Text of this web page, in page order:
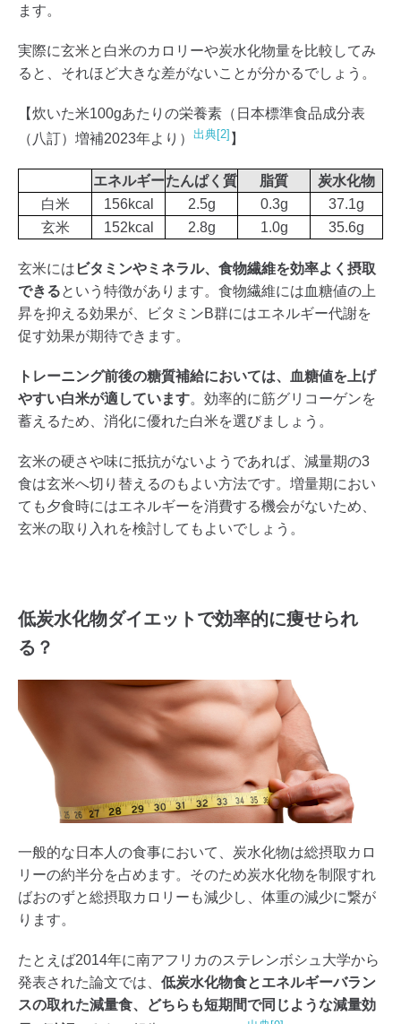
ます。
実際に玄米と白米のカロリーや炭水化物量を比較してみ
ると、それほど大きな差がないことが分かるでしょう。
【炊いた米100gあたりの栄養素（日本標準食品成分表
（八訂）増補2023年より） 出典[2] 】
エネルギーたんぱく質 脂質
炭水化物
白米
156kcal 2.5g 0.3g
37.1g
玄米
152kcal 2.8g 1.0g 35.6g
玄米には ビタミンやミネラル、食物繊維を効率よく摂取
できるという特徴があります。食物繊維には血糖値の上
昇を抑える効果が、ビタミンB群にはエネルギー代謝を
促す効果が期待できます。
トレーニング前後の糖質補給においては、血糖値を上げ
やすい白米が適しています。効率的に筋グリコーゲンを
蓄えるため、消化に優れた白米を選びましょう。
玄米の硬さや味に抵抗がないようであれば、減量期の3
食は玄米へ切り替えるのもよい方法です。増量期におい
ても夕食時にはエネルギーを消費する機会がないため、
玄米の取り入れを検討してもよいでしょう。
低炭水化物ダイエットで効率的に痩せられ
る？
一般的な日本人の食事において、炭水化物は総摂取カロ
リーの約半分を占めます。そのため炭水化物を制限すれ
ばおのずと総摂取カロリーも減少し、体重の減少に繋が
ります。
たとえば2014年に南アフリカのステレンボシュ大学から
発表された論文では、 低炭水化物食とエネルギーバラン
スの取れた減量食、どちらも短期間で同じような減量効